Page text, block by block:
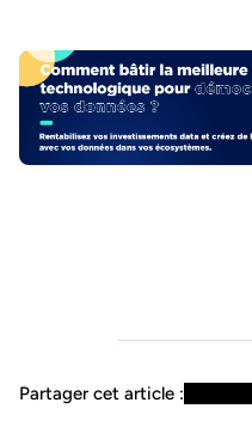
Partager cet article :